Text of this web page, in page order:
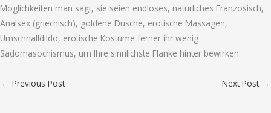
Moglichkeiten man sagt, sie seien endloses, naturliches Franzosisch,
Analsex (griechisch), goldene Dusche, erotische Massagen,
Umschnalldildo, erotische Kostume ferner ihr wenig
Sadomasochismus, um Ihre sinnlichste Flanke hinter bewirken.
← Previous Post Next Post →